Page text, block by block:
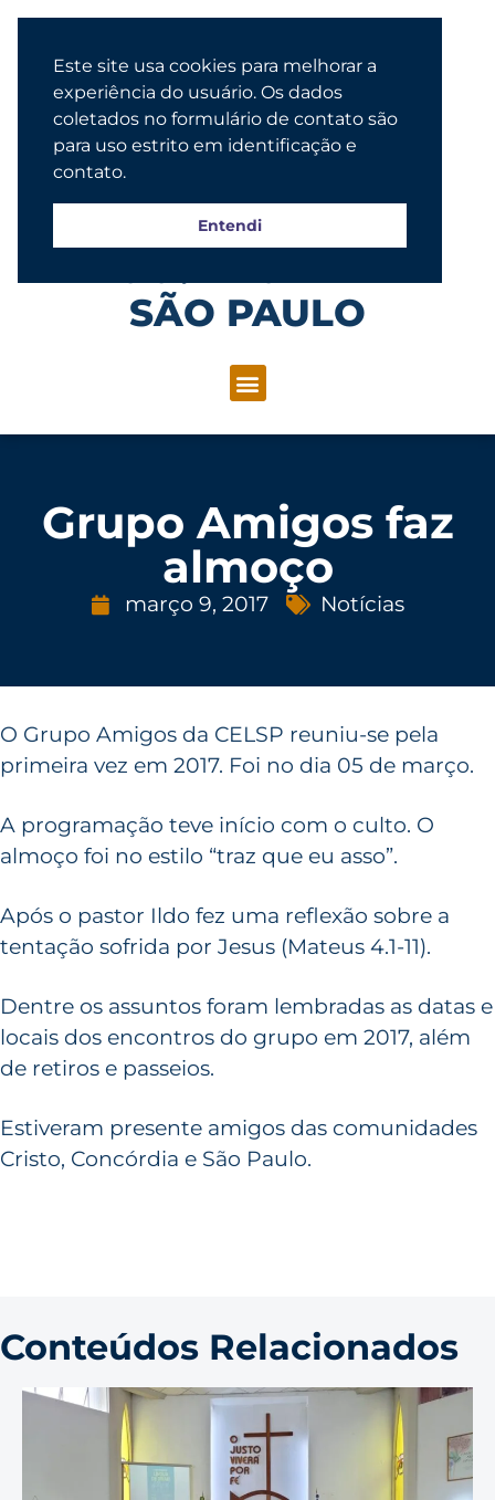
SÃO PAULO
Grupo Amigos faz
almoço
março 9, 2017 Notícias
O Grupo Amigos da CELSP reuniu-se pela
primeira vez em 2017. Foi no dia 05 de março.
A programação teve início com o culto. O
almoço foi no estilo “traz que eu asso”.
Após o pastor Ildo fez uma reflexão sobre a
tentação sofrida por Jesus (Mateus 4.1-11).
Dentre os assuntos foram lembradas as datas e
locais dos encontros do grupo em 2017, além
de retiros e passeios.
Estiveram presente amigos das comunidades
Cristo, Concórdia e São Paulo.
Conteúdos Relacionados
Este site usa cookies para melhorar a
experiência do usuário. Os dados
coletados no formulário de contato são
para uso estrito em identificação e
contato.
Entendi